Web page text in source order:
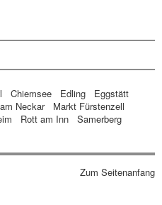
Chiemsee Edling
Eggstätt
Neckar
Markt Fürstenzell
Rott am Inn
Samerberg
Zum Seitenanfang